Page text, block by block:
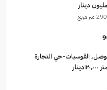
290 متر مربع
أرض للبيع في الموصل٬ القوسيات-حي التجارة